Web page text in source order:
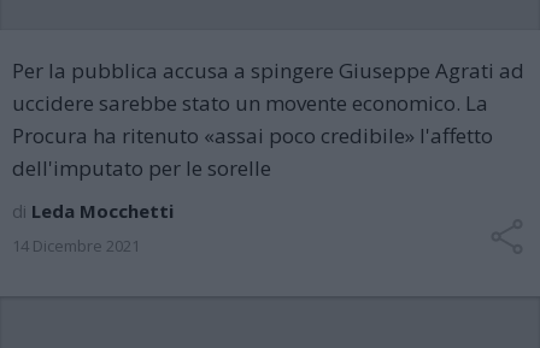
Per la pubblica accusa a spingere Giuseppe Agrati ad
uccidere sarebbe stato un movente economico. La
Procura ha ritenuto «assai poco credibile» l'affetto
dell'imputato per le sorelle
di Leda Mocchetti
14 Dicembre 2021